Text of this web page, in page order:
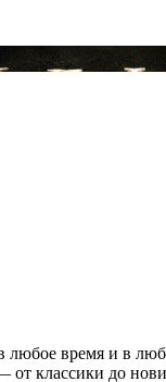
время и в
классики до